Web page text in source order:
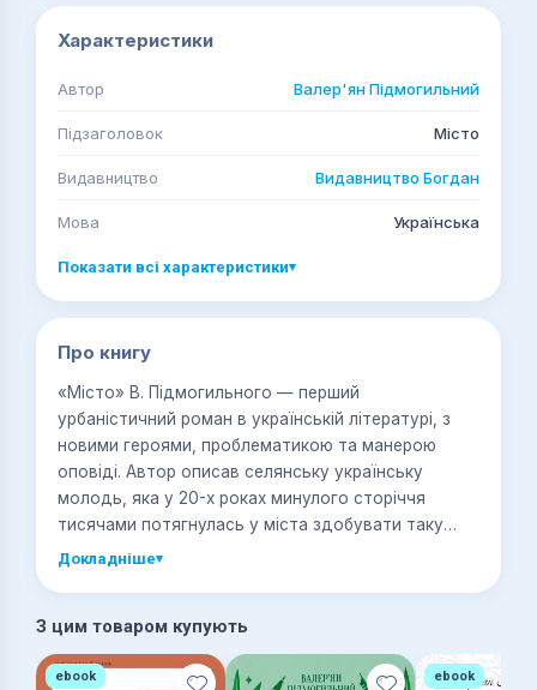
Характеристики
Автор Валер'ян Підмогильний
Підзаголовок Місто
Видавництво Видавництво Богдан
Мова Українська
Показати всі характеристики▾
Про книгу
«Місто» В. Підмогильного — перший
урбаністичний роман в українській літературі, з
новими героями, проблематикою та манерою
оповіді. Автор описав селянську українську
молодь, яка у 20-х роках минулого сторіччя
тисячами потягнулась у міста здобувати таку
недосяжну колись науку.
Докладніше▾
З цим товаром купують
ebook ebook